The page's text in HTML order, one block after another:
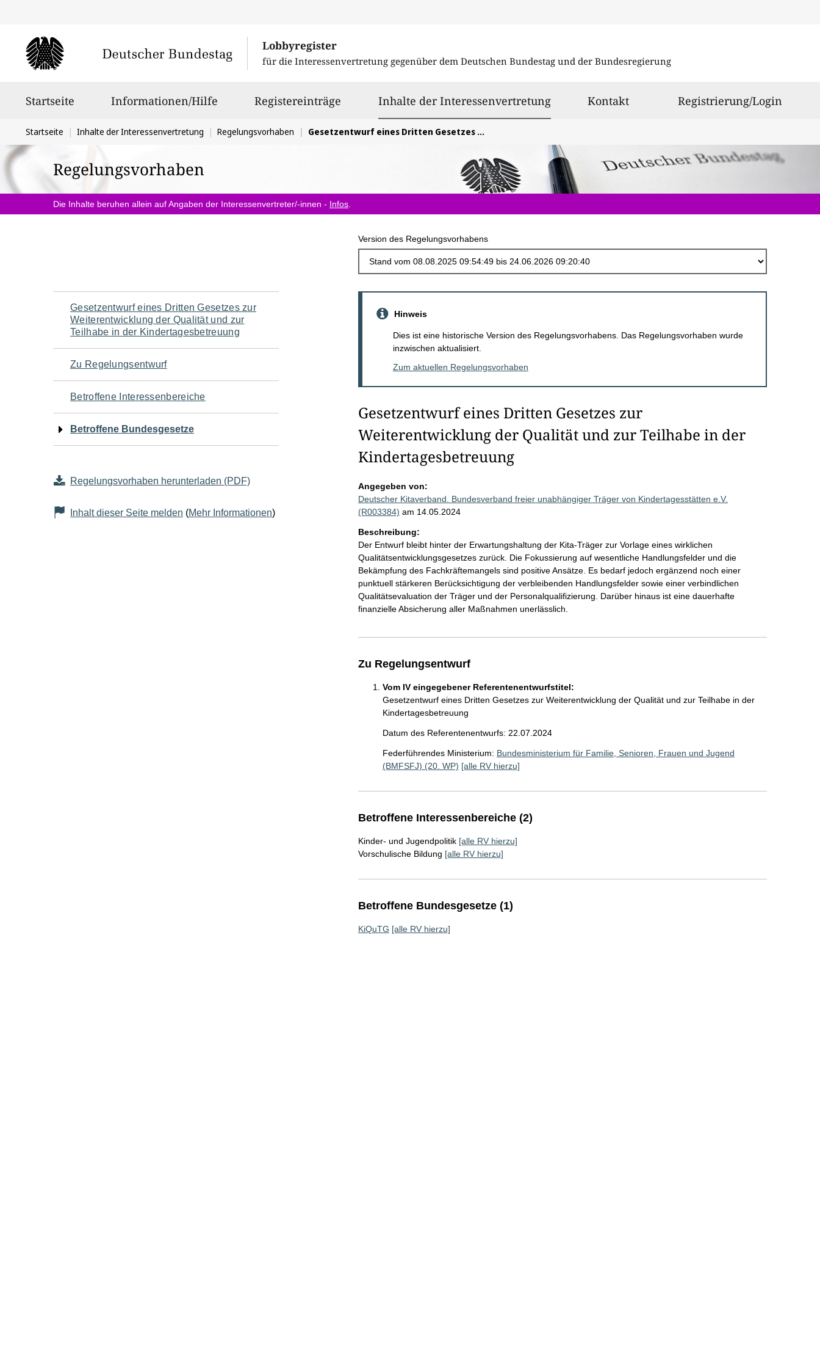
Lobbyregister
für die Interessenvertretung gegenüber dem Deutschen Bundestag und der Bundesregierung
Startseite Informationen/Hilfe Registereinträge Inhalte der Interessenvertretungausgewählt
Kontakt Registrierung/Login
Sie
befinden
sich
hier:
Startseite Inhalte der Interessenvertretung Regelungsvorhaben Gesetzentwurf eines Dritten Gesetzes zur Weiterentwicklung der Qualität und zur Teilhabe in der Kindertagesbetreuung
Regelungsvorhaben
Die Inhalte beruhen allein auf Angaben der Interessenvertreter/-innen - Infos
Version des Regelungsvorhabens
Navigation
für
den
Seiteninhalt
Gesetzentwurf eines Dritten Gesetzes zur
Weiterentwicklung der Qualität und zur
Teilhabe in der Kindertagesbetreuung
Zu Regelungsentwurf
Betroffene Interessenbereiche
Betroffene Bundesgesetze
Regelungsvorhaben herunterladen (PDF)
Inhalt dieser Seite melden (Mehr Informationen)
Hinweis
Dies ist eine historische Version des Regelungsvorhabens. Das Regelungsvorhaben wurde
inzwischen aktualisiert.
Zum aktuellen Regelungsvorhaben
Gesetzentwurf eines Dritten Gesetzes zur
Weiterentwicklung der Qualität und zur Teilhabe in der
Kindertagesbetreuung
Angegeben von:
Deutscher Kitaverband. Bundesverband freier unabhängiger Träger von Kindertagesstätten e.V.
(R003384) am 14.05.2024
Beschreibung:
Der Entwurf bleibt hinter der Erwartungshaltung der Kita-Träger zur Vorlage eines wirklichen
Qualitätsentwicklungsgesetzes zurück. Die Fokussierung auf wesentliche Handlungsfelder und die
Bekämpfung des Fachkräftemangels sind positive Ansätze. Es bedarf jedoch ergänzend noch einer
punktuell stärkeren Berücksichtigung der verbleibenden Handlungsfelder sowie einer verbindlichen
Qualitätsevaluation der Träger und der Personalqualifizierung. Darüber hinaus ist eine dauerhafte
finanzielle Absicherung aller Maßnahmen unerlässlich.
Zu Regelungsentwurf
Vom IV eingegebener Referentenentwurfstitel:
Gesetzentwurf eines Dritten Gesetzes zur Weiterentwicklung der Qualität und zur Teilhabe in der
Kindertagesbetreuung
Datum des Referentenentwurfs: 22.07.2024
Federführendes Ministerium: Bundesministerium für Familie, Senioren, Frauen und Jugend
(BMFSFJ) (20. WP) [alle RV hierzu]
Betroffene Interessenbereiche (2)
Kinder- und Jugendpolitik [alle RV hierzu]
Vorschulische Bildung [alle RV hierzu]
Betroffene Bundesgesetze (1)
KiQuTG [alle RV hierzu]